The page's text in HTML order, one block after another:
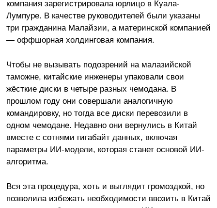
компания зарегистрировала юрлицо в Куала-
Лумпуре. В качестве руководителей были указаны
три гражданина Малайзии, а материнской компанией
— оффшорная холдинговая компания.
Чтобы не вызывать подозрений на малазийской
таможне, китайские инженеры упаковали свои
жёсткие диски в четыре разных чемодана. В
прошлом году они совершали аналогичную
командировку, но тогда все диски перевозили в
одном чемодане. Недавно они вернулись в Китай
вместе с сотнями гигабайт данных, включая
параметры ИИ-модели, которая станет основой ИИ-
алгоритма.
Вся эта процедура, хоть и выглядит громоздкой, но
позволила избежать необходимости ввозить в Китай